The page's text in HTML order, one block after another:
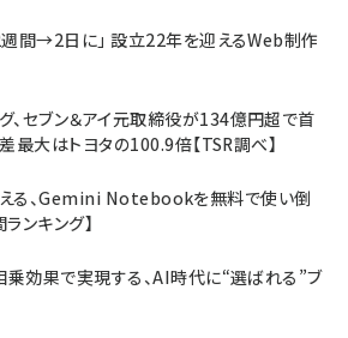
週間→2日に」 設立22年を迎えるWeb制作
、セブン＆アイ元取締役が134億円超で首
最大はトヨタの100.9倍【TSR調べ】
る、Gemini Notebookを無料で使い倒
ンキング】
乗効果で実現する、AI時代に“選ばれる”ブ